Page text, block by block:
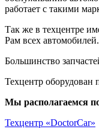
работает с такими
Так же в техцентре
Рам всех автомобилей.
Большинство
Техцентр оборудован
Мы располагаемся
Техцентр «DoctorCar»